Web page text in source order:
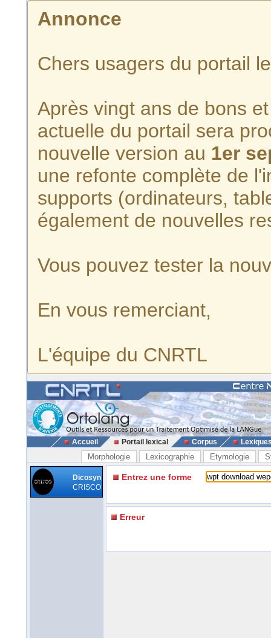
Annonce
Chers usagers du portail
Après vingt ans de bons
actuelle du portail sera
nouvelle version au 1er
une refonte complète de
supports (ordinateurs,
également de nouvelles
Vous pouvez tester la
En vous remerciant,
L'équipe du CNRTL
Accueil Portail lexical Corpus
Morphologie Lexicographie Etymologie
Dicosyn
CRISCO
Entrez une forme
Erreur